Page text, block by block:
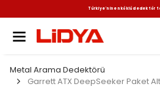
Türkiye'nin en köklü dedektör
Metal Arama Dedektörü
Garrett ATX DeepSeeker Paket